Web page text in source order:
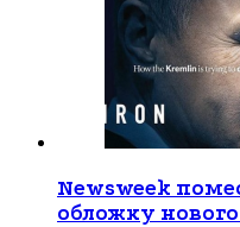
Newsweek
обложку